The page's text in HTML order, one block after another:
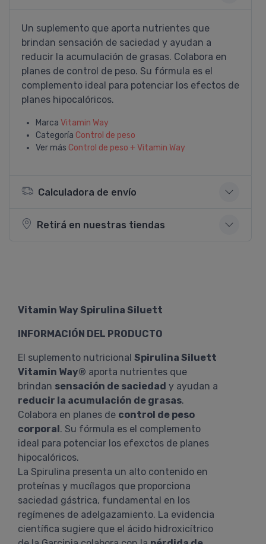
Un suplemento que aporta nutrientes que
brindan sensación de saciedad y ayudan a
reducir la acumulación de grasas. Colabora en
planes de control de peso. Su fórmula es el
complemento ideal para potenciar los efectos de
planes hipocalóricos.
Marca Vitamin Way
Categoría Control de peso
Ver más Control de peso + Vitamin Way
Calculadora de envío
Retirá en nuestras tiendas
Vitamin Way Spirulina Siluett
INFORMACIÓN DEL PRODUCTO
El suplemento nutricional Spirulina Siluett
Vitamin Way® aporta nutrientes que
brindan sensación de saciedad y ayudan a
reducir la acumulación de grasas.
Colabora en planes de control de peso
corporal. Su fórmula es el complemento
ideal para potenciar los efexctos de planes
hipocalóricos.
La Spirulina presenta un alto contenido en
proteínas y mucílagos que proporciona
saciedad gástrica, fundamental en los
regímenes de adelgazamiento. La evidencia
científica sugiere que el ácido hidroxicítrico